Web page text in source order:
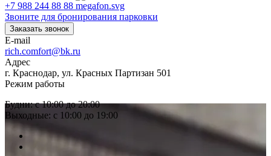
+7 988 244 88 88
Звоните для бронирования парковки
Заказать звонок
E-mail
rich.comfort@bk.ru
Адрес
г. Краснодар, ул. Красных Партизан 501
Режим работы
Будни: с 10:00 до 20:00
Выходные: с 10:00 до 19:00